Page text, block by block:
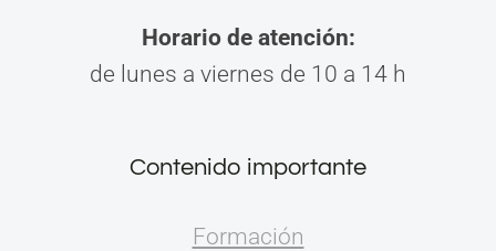
Horario de atención:
de lunes a viernes de 10 a 14 h
Contenido importante
Formación